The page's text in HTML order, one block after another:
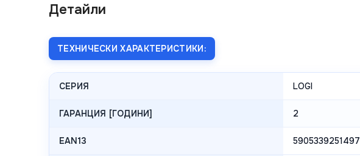
Детайли
ТЕХНИЧЕСКИ ХАРАКТЕРИСТИКИ:
СЕРИЯ LOGI
ГАРАНЦИЯ [ГОДИНИ] 2
EAN13 5905339251497